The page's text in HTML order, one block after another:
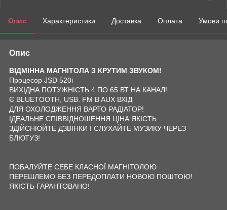
Опис Характеристики Доставка Оплата Умови
Опис
ВІДМІННА МАГНІТОЛА З КРУТИМ ЗВУКОМ!
Процесор JSD 520i
ВИХІДНА ПОТУЖНІСТЬ 4 ПО 65 ВТ НА КАНАЛ!
Є BLUETOOTH, USB. FM B AUX ВХІД
ДЛЯ ОХОЛОДЖЕННЯ ВАРТО РАДІАТОР!
ІДЕАЛЬНЕ СПІВВІДНОШЕННЯ ЦІНА ЯКІСТЬ
ЗДІЙСНЮЙТЕ ДЗВІНКИ І СЛУХАЙТЕ МУЗИКУ ЧЕРЕЗ
БЛЮТУЗ!
ПОБАЛУЙТЕ СЕБЕ КЛАСНОЇ МАГНІТОЛОЮ
ПЕРЕШЛЕМО БЕЗ ПЕРЕДОПЛАТИ НОВОЮ ПОШТОЮ!
ЯКІСТЬ ГАРАНТОВАНО!